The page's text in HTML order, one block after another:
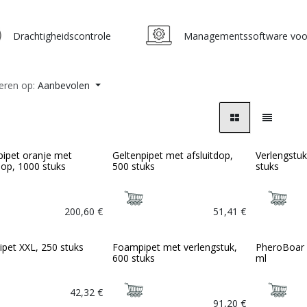
Drachtigheidscontrole Managementssoftware
op: Aanbevolen
oranje met
1000 stuks
200,60 €
Geltenpipet met afsluitdop,
500 stuks
51,41 €
stuks
XXL, 250 stuks
42,32 €
Foampipet met verlengstuk,
600 stuks
91,20 €
PheroBoar
ml